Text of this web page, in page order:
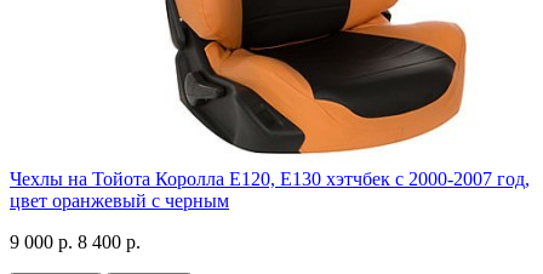
Чехлы на Тойота Королла Е120, Е130 хэтчбек с 2000-2007 год,
цвет оранжевый с черным
9 000 р. 8 400 р.